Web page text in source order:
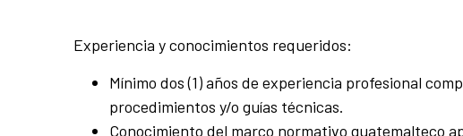
Experiencia y conocimientos requeridos:
Mínimo dos (1) años de experiencia profesional
procedimientos y/o guías técnicas.
Conocimiento del marco normativo guatemalteco